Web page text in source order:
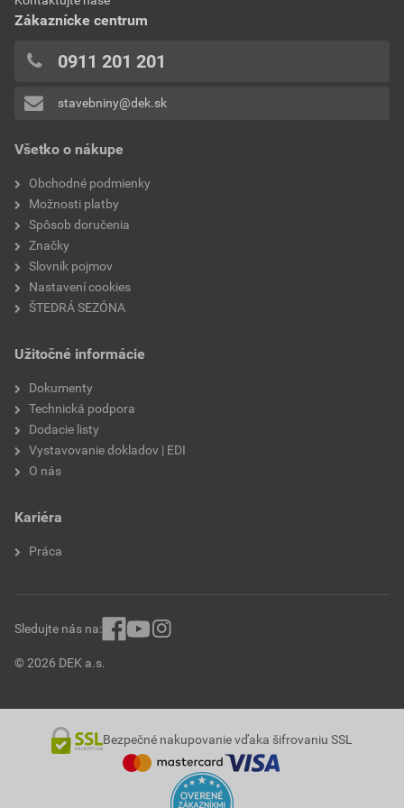
stupeň ochrany
kategória
vnútorná dĺžka
dĺžka chodidla
Pridávať hodnotenie môže iba prihlásený užívateľ.
Všetko o nákupe
Obchodné podmienky
Možnosti platby
Spôsob doručenia
Značky
Slovník pojmov
Nastavení cookies
ŠTEDRÁ SEZÓNA
Užitočné informácie
Dokumenty
Technická podpora
Dodacie listy
Vystavovanie dokladov | EDI
O nás
Kariéra
Práca
Zákaznícke centrum
0911 201 201
stavebniny@dek.sk
© 2026 DEK a.s.
Sledujte nás na:
Bezpečné nakupovanie vďaka šifrovaniu SSL